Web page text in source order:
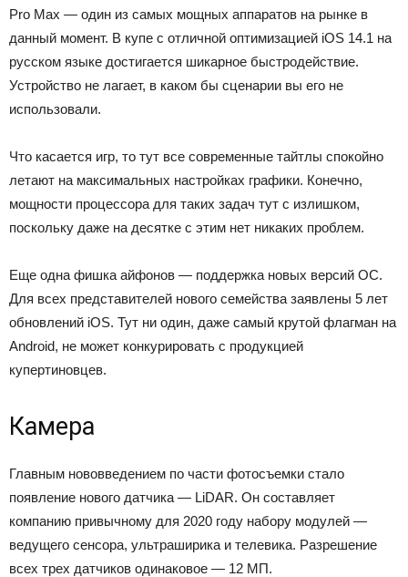
Pro Max — один из самых мощных аппаратов на рынке в
данный момент. В купе с отличной оптимизацией iOS 14.1 на
русском языке достигается шикарное быстродействие.
Устройство не лагает, в каком бы сценарии вы его не
использовали.
Что касается игр, то тут все современные тайтлы спокойно
летают на максимальных настройках графики. Конечно,
мощности процессора для таких задач тут с излишком,
поскольку даже на десятке с этим нет никаких проблем.
Еще одна фишка айфонов — поддержка новых версий ОС.
Для всех представителей нового семейства заявлены 5 лет
обновлений iOS. Тут ни один, даже самый крутой флагман на
Android, не может конкурировать с продукцией
купертиновцев.
Камера
Главным нововведением по части фотосъемки стало
появление нового датчика — LiDAR. Он составляет
компанию привычному для 2020 году набору модулей —
ведущего сенсора, ультраширика и телевика. Разрешение
всех трех датчиков одинаковое — 12 МП.